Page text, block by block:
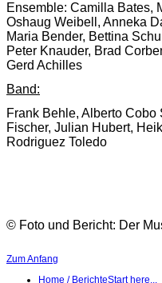
Ensemble: Camilla Bates,
Oshaug Weibell, Anneka
Maria Bender, Bettina
Peter Knauder, Brad
Gerd Achilles
Band:
Frank Behle, Alberto
Fischer, Julian Hubert,
Rodriguez Toledo
© Foto und Bericht: Der
Zum Anfang
Home / BerichteStart here...